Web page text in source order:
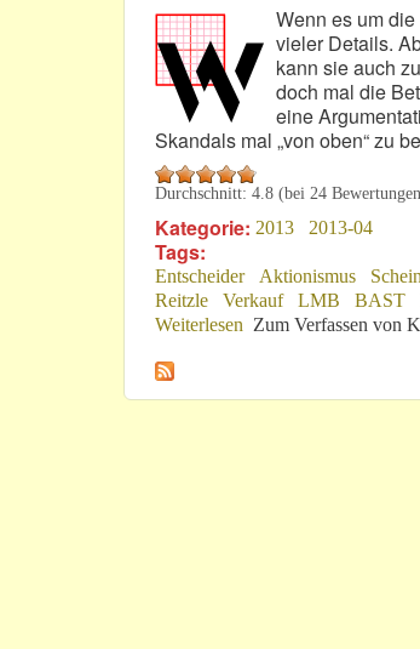
Wenn es um
vieler Details.
kann sie auch
doch mal die
eine
Skandals mal „von oben“ zu
Durchschnitt: 4.8 (bei 24
Kategorie: 2013 2013-04
Tags:
Entscheider Aktionismus
Reitzle
Verkauf LMB BAST
Weiterlesen über „Fragen Sie
Zum Verfassen von